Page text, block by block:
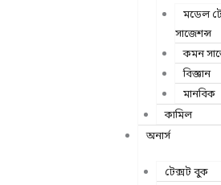
মডেল
সাজেশন্স
কমন
বিজ্ঞান
মানবিক
কামিল
অনার্স
টেক্সট বুক